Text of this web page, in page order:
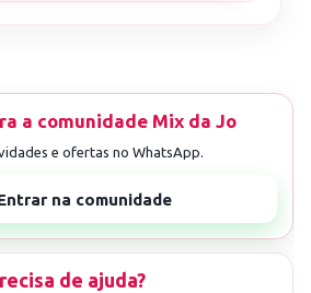
de ajuda?